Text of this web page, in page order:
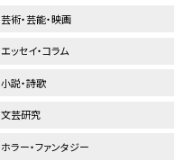
芸術・芸能・映画
エッセイ・コラム
小説・詩歌
文芸研究
ホラー・ファンタジー